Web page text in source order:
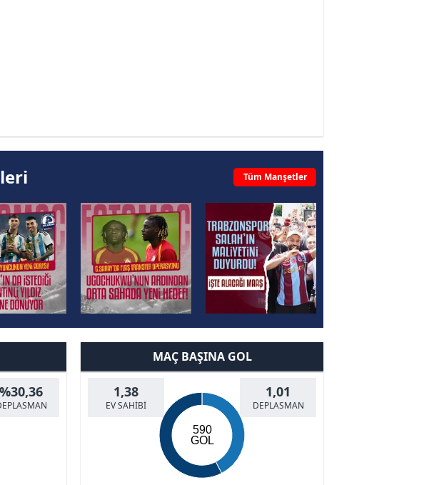
Tüm Manşetler
%30,36
MAÇ BAŞINA GOL
1,38
EV SAHİBİ
1,01
DEPLASMAN
590
GOL